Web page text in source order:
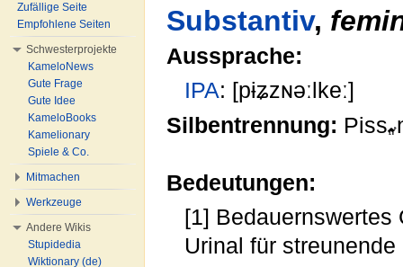
Substantiv,
Aussprache:
IPA: [pɨʑzɴəːlkeː]
Silbentrennung: Piss
Bedeutungen:
[1]
Urinal für
Zufällige Seite
Empfohlene Seiten
Schwesterprojekte
KameloNews
Gute Frage
Gute Idee
KameloBooks
Kamelionary
Spiele & Co.
Mitmachen
Werkzeuge
Andere Wikis
Stupidedia
Wiktionary (de)